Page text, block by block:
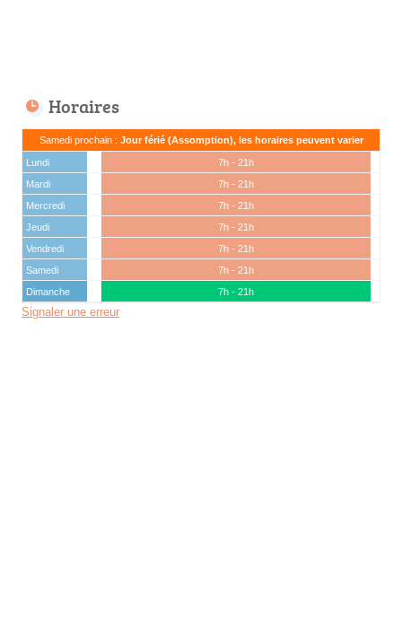
Horaires
Samedi prochain : Jour férié (Assomption), les horaires peuvent varier
Lundi
7h - 21h
Mardi
7h - 21h
Mercredi
7h - 21h
Jeudi
7h - 21h
Vendredi
7h - 21h
Samedi
7h - 21h
Dimanche
7h - 21h
Signaler une erreur